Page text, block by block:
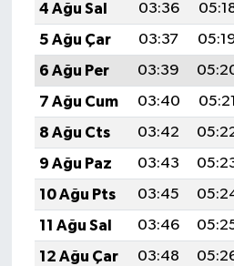
4 Ağu Sal
03:36
5 Ağu Çar
03:37
6 Ağu Per
03:39
7 Ağu Cum
03:40 05:21
8 Ağu Cts
03:42
9 Ağu Paz
03:43
10 Ağu Pts
03:45
11 Ağu Sal
03:46
12 Ağu Çar
03:48